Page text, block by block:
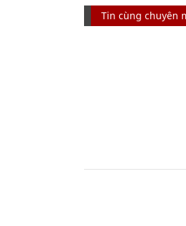
Tin cùng chuyên